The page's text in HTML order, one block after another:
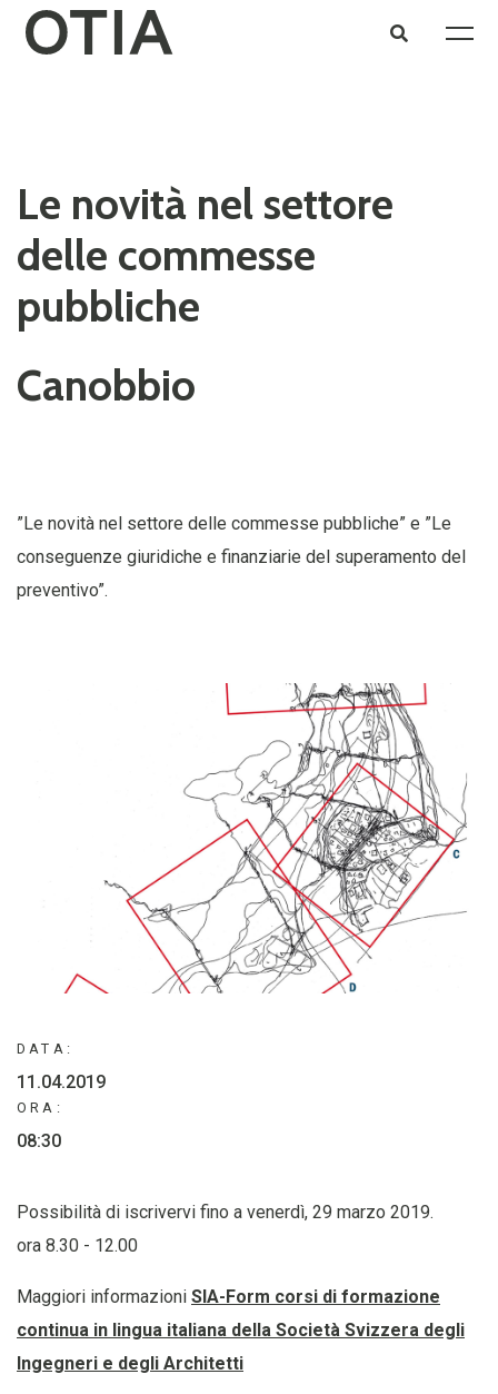
Le novità nel settore
delle commesse
pubbliche
Canobbio
”Le novità nel settore delle commesse pubbliche” e ”Le
conseguenze giuridiche e finanziarie del superamento del
preventivo”.
DATA:
11.04.2019
ORA:
08:30
Possibilità di iscrivervi fino a venerdì, 29 marzo 2019.
ora 8.30 - 12.00
Maggiori informazioni SIA-Form corsi di formazione
continua in lingua italiana della Società Svizzera degli
Ingegneri e degli Architetti